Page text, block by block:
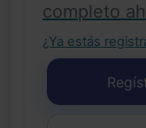
completo
¿Ya estás